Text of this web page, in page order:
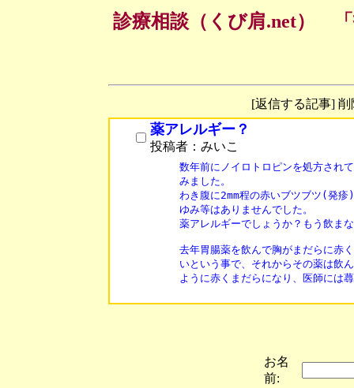
診療相談（くび肩.net）
[返信する記事]
薬アレルギー？
投稿者：みいこ
数年前にノイロトロピンを処方され
みました。
わき腹に2mm程の赤いブツブツ(発
ゆみ等はありませんでした。
薬アレルギーでしょうか？もう飲ま
去年胃腸薬を飲んで胸がまだらに赤
いという事で、それからその薬は飲
ように赤くまだらになり、医師には
お名
前: